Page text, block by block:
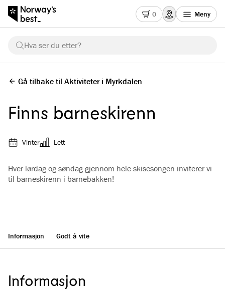
0 Meny
Hva ser du etter?
Gå tilbake til Aktiviteter i Myrkdalen
Finns barneskirenn
Vinter Lett
Hver lørdag og søndag gjennom hele skisesongen inviterer vi
til barneskirenn i barnebakken!
Informasjon Godt å vite
Informasjon